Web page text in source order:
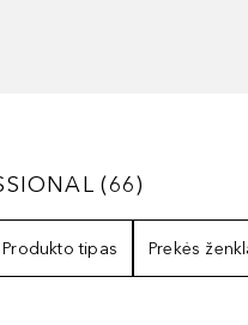
66
(66)
Produkto tipas Prekės